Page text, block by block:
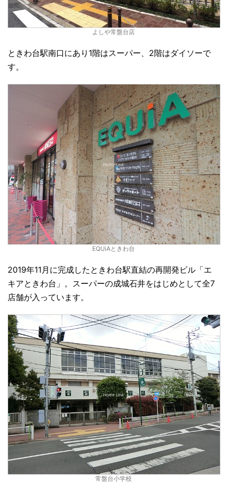
よしや常盤台店
ときわ台駅南口にあり1階はスーパー、2階はダイソーで
す。
EQUiAときわ台
2019年11月に完成したときわ台駅直結の再開発ビル「エ
キアときわ台」。スーパーの成城石井をはじめとして全7
店舗が入っています。
常盤台小学校